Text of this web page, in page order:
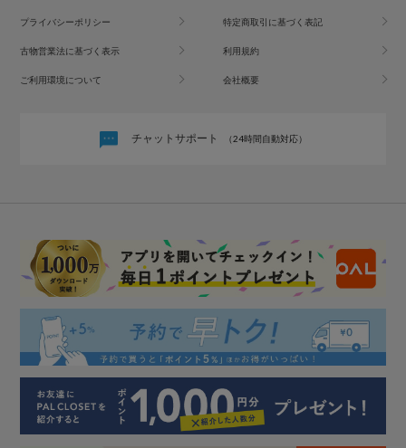
プライバシーポリシー 特定商取引に基づく表記
古物営業法に基づく表示 利用規約
ご利用環境について 会社概要
チャットサポート （24時間自動対応）